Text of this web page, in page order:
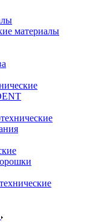
материалы